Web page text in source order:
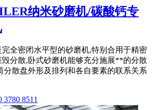
纳米砂磨机/碳酸钙专
完全密闭水平型的砂磨机,特别合用于精密
毁分散,卧式砂磨机能够充分施展**的分散
分散盘外形及排列和各自要素的联系关系
8511